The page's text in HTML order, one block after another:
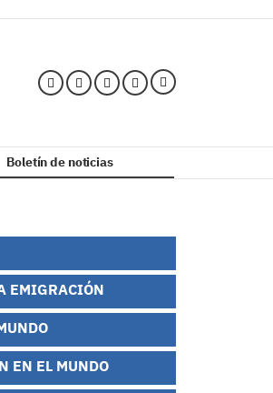
Boletín de noticias
EMIGRACIÓN
EN EL MUNDO